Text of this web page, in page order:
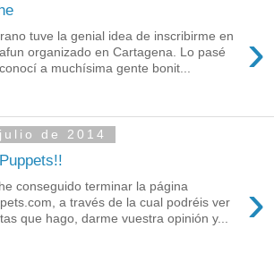
›
tuve la genial idea de inscribirme en
organizado en Cartagena. Lo pasé
a muchísima gente bonit...
de 2014
›
conseguido terminar la página
a través de la cual podréis ver
que hago, darme vuestra opinión y...